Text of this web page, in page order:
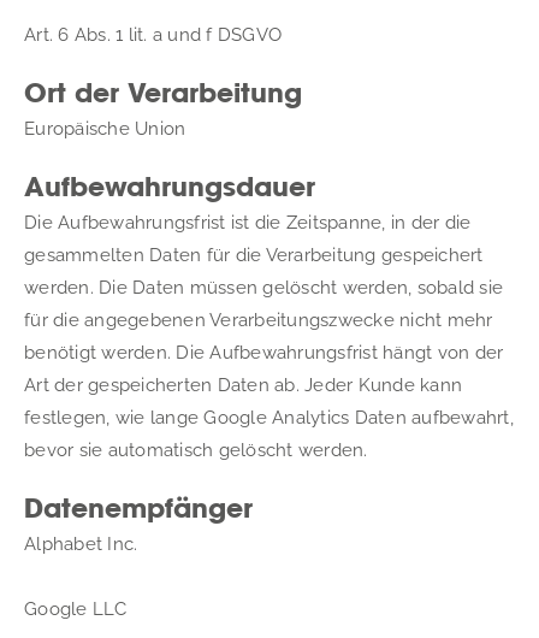
Art. 6 Abs. 1 lit. a und f DSGVO
Ort der Verarbeitung
Europäische Union
Aufbewahrungsdauer
Die Aufbewahrungsfrist ist die Zeitspanne, in der die
gesammelten Daten für die Verarbeitung gespeichert
werden. Die Daten müssen gelöscht werden, sobald sie
für die angegebenen Verarbeitungszwecke nicht mehr
benötigt werden. Die Aufbewahrungsfrist hängt von der
Art der gespeicherten Daten ab. Jeder Kunde kann
festlegen, wie lange Google Analytics Daten aufbewahrt,
bevor sie automatisch gelöscht werden.
Datenempfänger
Alphabet Inc.
Google LLC